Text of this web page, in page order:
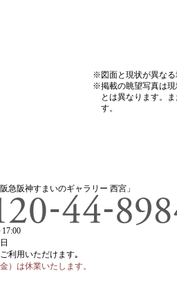
図面と現状が異な
掲載の眺望写真は
とは異なります。
す。
急阪神すまいのギャラリー 西宮」
利用いただけます｡
）は休業いたします。